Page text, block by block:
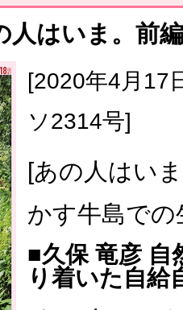
連破か
ャーレ
人はいま。前編
[2020年4月
ソ2314号]
[あの人はい
かす牛島での
■久保 竜彦 自
り着いた自給